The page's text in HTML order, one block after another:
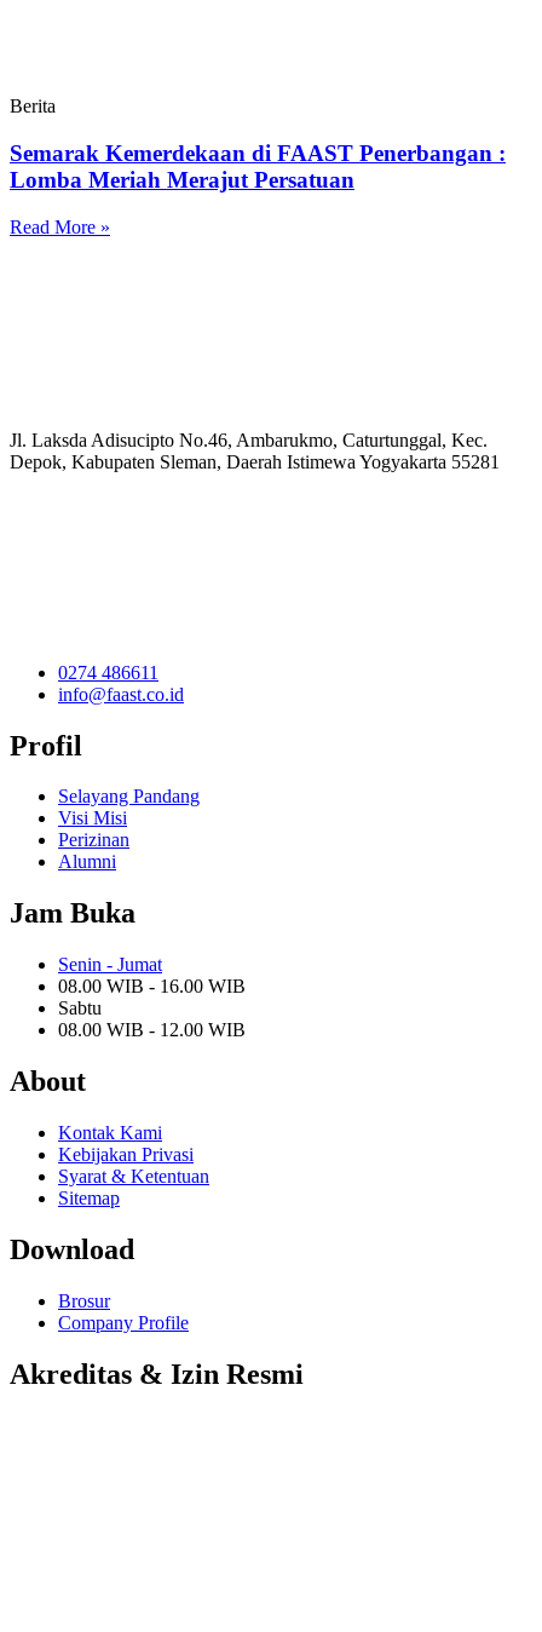
Berita
Semarak Kemerdekaan di FAAST Penerbangan :
Lomba Meriah Merajut Persatuan
Read More »
Jl. Laksda Adisucipto No.46, Ambarukmo, Caturtunggal, Kec.
Depok, Kabupaten Sleman, Daerah Istimewa Yogyakarta 55281
0274 486611
info@faast.co.id
Profil
Selayang Pandang
Visi Misi
Perizinan
Alumni
Jam Buka
Senin - Jumat
08.00 WIB - 16.00 WIB
Sabtu
08.00 WIB - 12.00 WIB
About
Kontak Kami
Kebijakan Privasi
Syarat & Ketentuan
Sitemap
Download
Brosur
Company Profile
Akreditas & Izin Resmi